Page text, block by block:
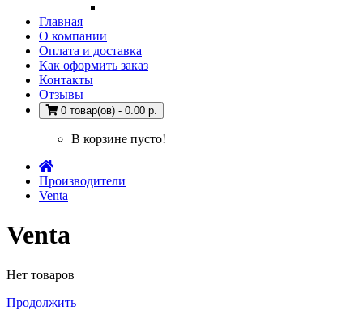
Главная
О компании
Оплата и доставка
Как оформить заказ
Контакты
Отзывы
0 товар(ов) - 0.00 р.
В корзине пусто!
Производители
Venta
Venta
Нет товаров
Продолжить